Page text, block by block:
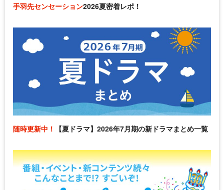
手羽先センセーション2026夏密着レポ！
随時更新中！ 【夏ドラマ】2026年7月期の新ドラマまとめ一覧